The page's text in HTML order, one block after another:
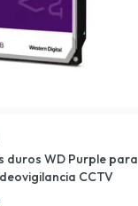
duros WD Purple para
CCTV